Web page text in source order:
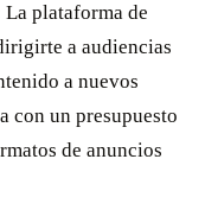
La plataforma de
a audiencias
a nuevos
con un presupuesto
de anuncios